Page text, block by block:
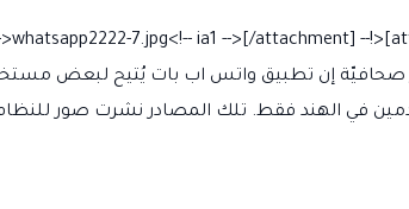
إن تطبيق واتس اب بات يُتيح لبعض